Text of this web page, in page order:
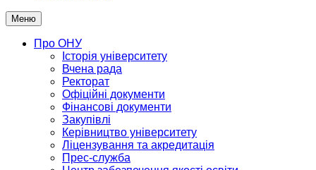
Меню
Про ОНУ
Історія університету
Вчена рада
Ректорат
Офіційні документи
Фінансові документи
Закупівлі
Керівництво університету
Ліцензування та акредитація
Прес-служба